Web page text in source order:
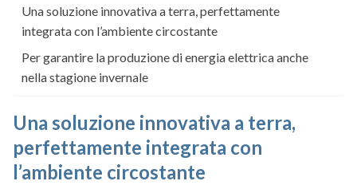
Una soluzione innovativa a terra, perfettamente
integrata con l’ambiente circostante
Per garantire la produzione di energia elettrica anche
nella stagione invernale
Una soluzione innovativa a terra,
perfettamente integrata con
l’ambiente circostante